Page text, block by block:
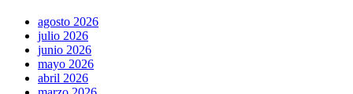
agosto 2026
julio 2026
junio 2026
mayo 2026
abril 2026